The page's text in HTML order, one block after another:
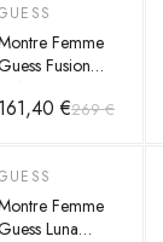
-40 %
Femme
Fusion
rose bracelet
161,40 €269 €
-40 %
Femme
Luna